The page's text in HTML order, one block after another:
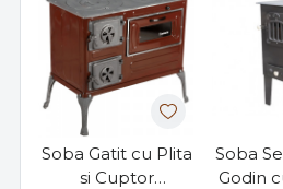
Soba Gatit cu Plita
si Cuptor
Soba
Godin